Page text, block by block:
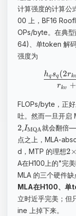
计算强度的计算公
00 上，BF16
OPs/byte。在典
64)、单token 解
强度为
rkv +
hq sq (2rk
FLOPs/byte，正
吐。然而一旦开
2 IMQA就会翻倍
点之上，MLA-
d，MTP 的理想​2×
A在H100上的"完
MLA 的三个硬件缺
MLA在H100、单
立时近乎完美；但
ine 上掉下来。